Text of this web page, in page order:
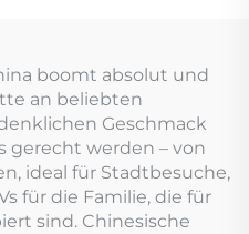
boomt absolut und
an beliebten
Geschmack
gerecht werden – von
ideal für Stadtbesuche,
für die Familie, die für
sind. Chinesische